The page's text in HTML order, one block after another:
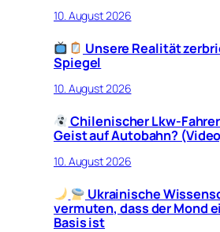
10. August 2026
Unsere Realität
Spiegel
10. August 2026
Chilenischer Lkw-
Geist auf Autobahn?
10. August 2026
Ukrainische
vermuten, dass der Mond
Basis ist